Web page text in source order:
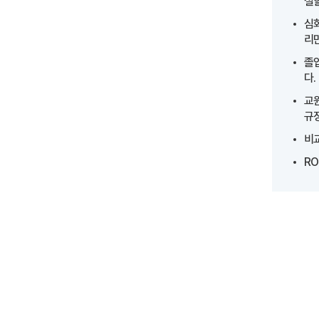
심
리
졸
다.
교
규
비